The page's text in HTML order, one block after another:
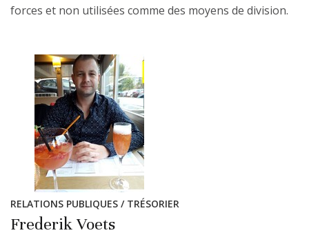
forces et non utilisées comme des moyens de division.
RELATIONS PUBLIQUES / TRÉSORIER
Frederik Voets